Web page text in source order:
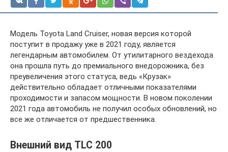
Модель Toyota Land Cruiser, новая версия которой
поступит в продажу уже в 2021 году, является
легендарным автомобилем. От утилитарного вездехода
она прошла путь до премиального внедорожника, без
преувеличения этого статуса, ведь «Крузак»
действительно обладает отличными показателями
проходимости и запасом мощности. В новом поколении
2021 года автомобиль не получил особых обновлений, но
все же отличается от предшественника.
Внешний вид TLC 200